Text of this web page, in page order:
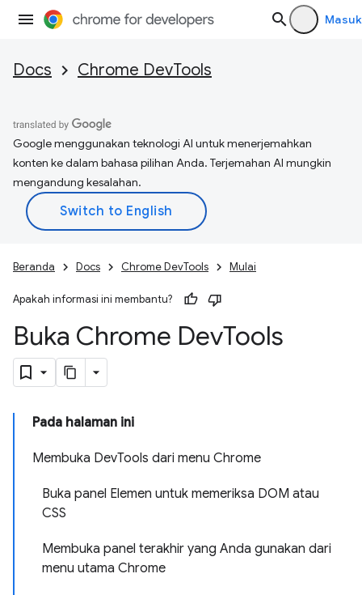
Masuk
Docs Chrome DevTools
Google menggunakan teknologi AI untuk menerjemahkan
konten ke dalam bahasa pilihan Anda. Terjemahan AI mungkin
mengandung kesalahan.
Beranda Docs Chrome DevTools Mulai
Apakah informasi ini membantu?
Buka Chrome DevTools
Pada halaman ini
Membuka DevTools dari menu Chrome
Buka panel Elemen untuk memeriksa DOM atau
CSS
Membuka panel terakhir yang Anda gunakan dari
menu utama Chrome